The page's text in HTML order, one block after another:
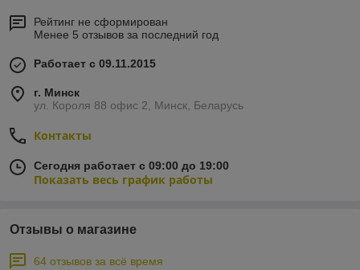
Рейтинг не сформирован
Менее 5 отзывов за последний год
Работает с 09.11.2015
г. Минск
ул. Короля 88 офис 2, Минск, Беларусь
Контакты
Сегодня работает с 09:00 до 19:00
Показать весь график работы
Отзывы о магазине
64 отзывов за всё время